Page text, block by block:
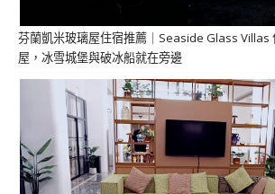
芬蘭凱米玻璃屋住宿推薦｜Seaside Glass Villas
屋，冰雪城堡與破冰船就在旁邊